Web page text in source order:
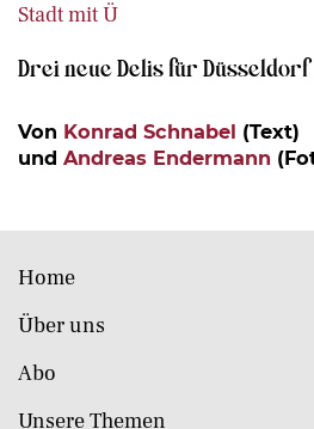
Stadt mit Ü
Drei neue Delis für Düsseldorf
Von Konrad Schnabel (Text)
und Andreas Endermann
Home
Über uns
Abo
Unsere Themen